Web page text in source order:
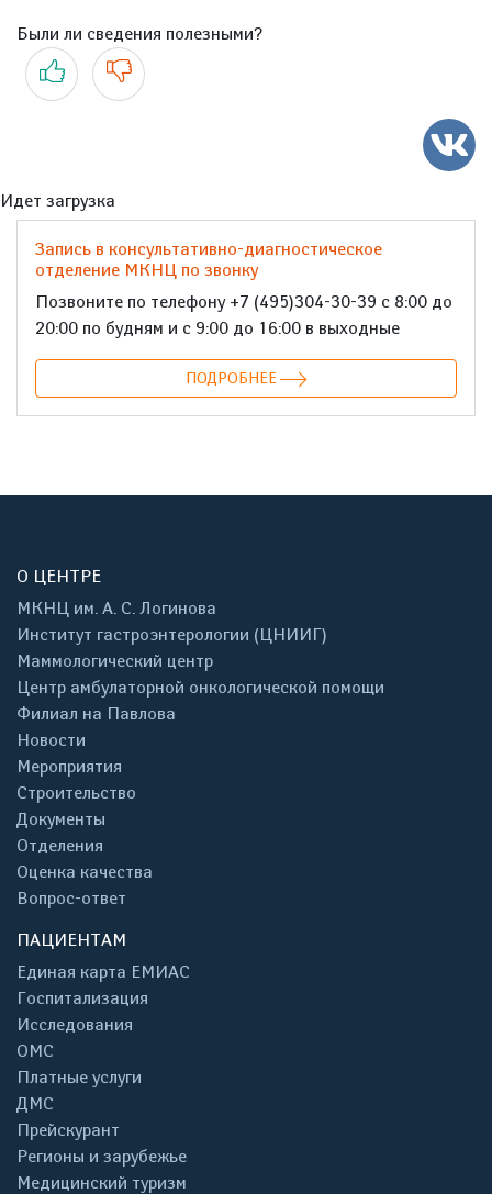
Были ли сведения полезными?
Да Нет
Идет загрузка
Запись в консультативно-диагностическое
отделение МКНЦ по звонку
Позвоните по телефону +7 (495)304-30-39 с 8:00 до
20:00 по будням и с 9:00 до 16:00 в выходные
ПОДРОБНЕЕ
О ЦЕНТРЕ
МКНЦ им. А. С. Логинова
Институт гастроэнтерологии (ЦНИИГ)
Маммологический центр
Центр амбулаторной онкологической помощи
Филиал на Павлова
Новости
Мероприятия
Строительство
Документы
Отделения
Оценка качества
Вопрос-ответ
ПАЦИЕНТАМ
Единая карта ЕМИАС
Госпитализация
Исследования
ОМС
Платные услуги
ДМС
Прейскурант
Регионы и зарубежье
Медицинский туризм